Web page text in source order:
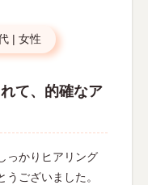
| 女性
て、的確なア
っかりヒアリング
ございました。